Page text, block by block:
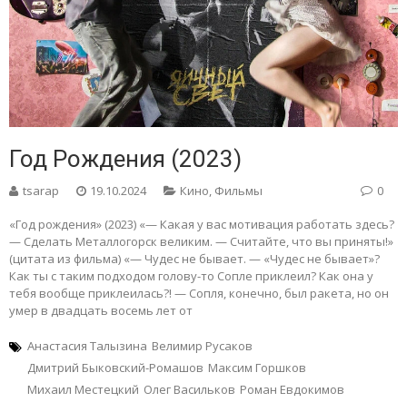
Год Рождения (2023)
tsarap 19.10.2024 Кино, Фильмы 0
«Год рождения» (2023) «— Какая у вас мотивация работать здесь?
— Сделать Металлогорск великим. — Считайте, что вы приняты!»
(цитата из фильма) «— Чудес не бывает. — «Чудес не бывает»?
Как ты с таким подходом голову-то Сопле приклеил? Как она у
тебя вообще приклеилась?! — Сопля, конечно, был ракета, но он
умер в двадцать восемь лет от
Анастасия Талызина Велимир Русаков
Дмитрий Быковский-Ромашов Максим Горшков
Михаил Местецкий Олег Васильков Роман Евдокимов